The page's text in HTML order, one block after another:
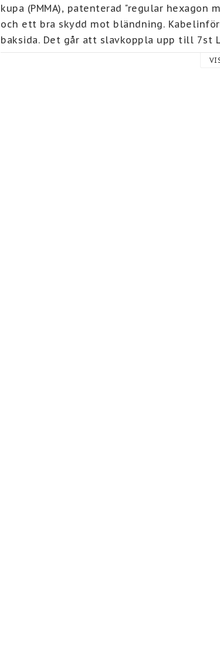
kupa (PMMA), patenterad "regular
och ett bra skydd mot bländning.
baksida. Det går att slavkoppla upp till 7st
och få sensorn att aktivera lampor för en